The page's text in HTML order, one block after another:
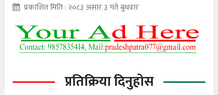
प्रकाशित मिति : २०८३ असार ३ गते बुधवार
प्रतिक्रिया दिनुहोस